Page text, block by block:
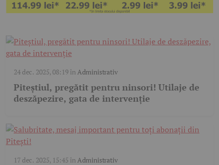
24 dec. 2025, 08:19în Administrativ
Piteștiul, pregătit pentru ninsori! Utilaje de
deszăpezire, gata de intervenție
17 dec. 2025, 15:45 în Administrativ